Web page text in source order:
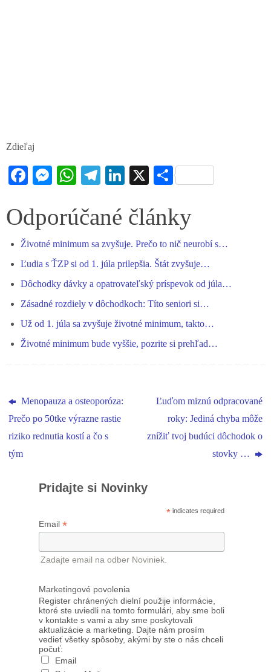
Zdieľaj
Fa
bo
ok
M
se
er
W
ts
pp
Te
gr
m
Li
ed
X S
re
Odporúčané články
Životné minimum sa zvyšuje. Prečo to nič neurobí s…
Ľudia s ŤZP si od 1. júla prilepšia. Štát zvyšuje…
Dôchodky dávky a opatrovateľský príspevok od júla…
Zásadné rozdiely v dôchodkoch: Títo seniori si…
Už od 1. júla sa zvyšuje životné minimum, takto…
Životné minimum bude vyššie, pozrite si prehľad…
Menopauza a osteoporóza:
Prečo po 50tke výrazne rastie
riziko rednutia kostí a čo s
tým
Ľuďom miznú odpracované
roky: Jediná chyba môže
znížiť tvoj budúci dôchodok o
stovky …
Pridajte si Novinky
* indicates required
Email *
Zadajte email na odber Noviniek.
Marketingové povolenia
Register chránených dielní použije informácie,
ktoré ste uviedli na tomto formulári, aby sme boli
v kontakte s vami a aby sme poskytovali
aktualizácie a marketing. Dajte nám prosím
vedieť všetky spôsoby, akými by ste o nás chceli
počuť:
Email